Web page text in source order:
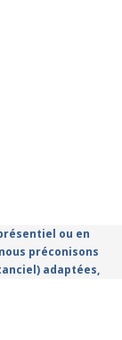
ou en
préconisons
adaptées,